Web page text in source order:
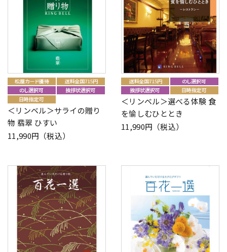
＜リンベル＞サライの贈り
物 翡翠 ひすい
11,990円（税込）
＜リンベル＞選べる体験 食
を愉しむひととき
11,990円（税込）